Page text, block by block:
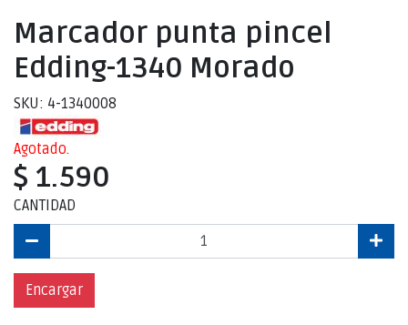
Marcador punta pincel
Edding-1340 Morado
SKU: 4-1340008
Agotado.
$ 1.590
CANTIDAD
Encargar